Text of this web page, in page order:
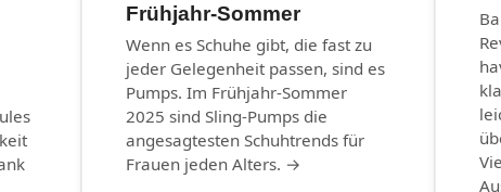
Frühjahr-Sommer
Wenn es Schuhe gibt, die fast zu
jeder Gelegenheit passen, sind es
Pumps. Im Frühjahr-Sommer
2025 sind Sling-Pumps die
angesagtesten Schuhtrends für
Frauen jeden Alters. →